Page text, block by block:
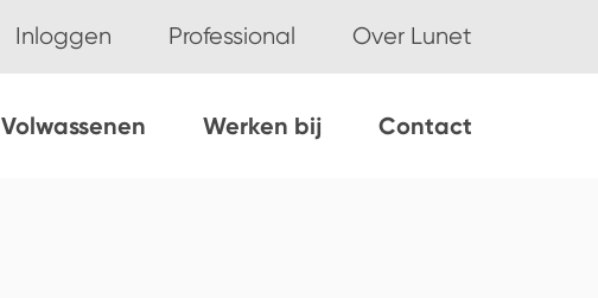
Inloggen Professional Over Lunet
Volwassenen Werken bij Contact